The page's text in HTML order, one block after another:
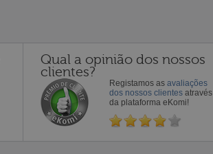
Qual a opinião dos nossos
clientes?
Registamos as avaliações
dos nossos clientes através
da plataforma eKomi!